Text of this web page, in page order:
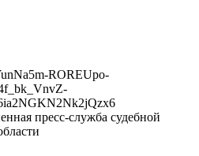
пресс-служба судебной